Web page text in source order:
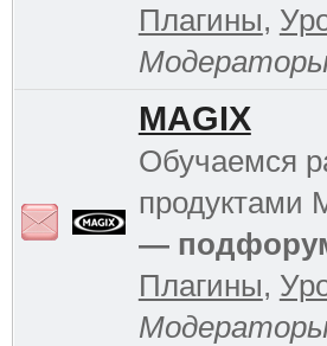
Плагины,
MAGIX
Обучаемся
продуктами
—
Плагины,